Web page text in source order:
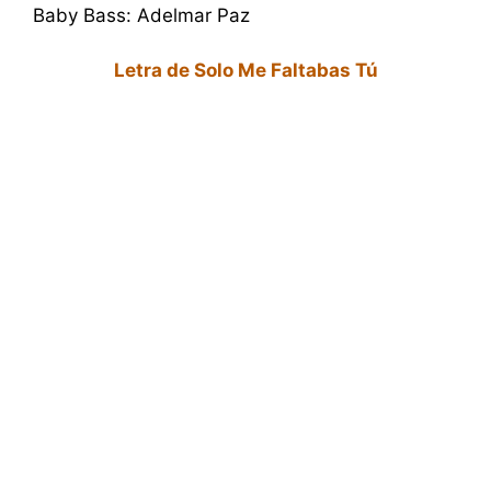
Baby Bass: Adelmar Paz
Letra de Solo Me Faltabas Tú